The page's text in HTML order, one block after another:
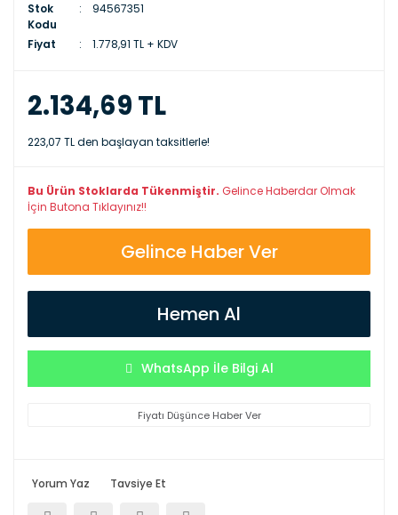
Stok
Kodu
94567351
Fiyat 1.778,91 TL + KDV
2.134,69 TL
223,07 TL den başlayan taksitlerle!
Bu Ürün Stoklarda Tükenmiştir. Gelince Haberdar Olmak
İçin Butona Tıklayınız!!
Gelince Haber Ver
Hemen Al
WhatsApp İle Bilgi Al
Fiyatı Düşünce Haber Ver
Yorum Yaz Tavsiye Et